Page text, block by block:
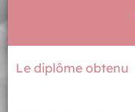
Le diplôme obtenu